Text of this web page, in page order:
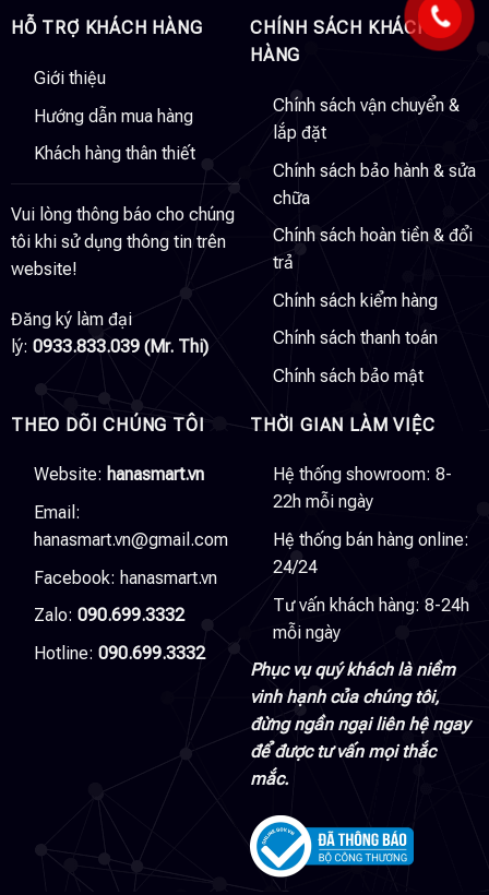
HỖ TRỢ KHÁCH HÀNG
Giới thiệu
Hướng dẫn mua hàng
Khách hàng thân thiết
Vui lòng thông báo cho chúng
tôi khi sử dụng thông tin trên
website!
Đăng ký làm đại
lý: 0933.833.039 (Mr. Thi)
CHÍNH SÁCH KHÁCH
HÀNG
Chính sách vận chuyển &
lắp đặt
Chính sách bảo hành & sửa
chữa
Chính sách hoàn tiền & đổi
trả
Chính sách kiểm hàng
Chính sách thanh toán
Chính sách bảo mật
THEO DÕI CHÚNG TÔI
Website: hanasmart.vn
Email:
hanasmart.vn@gmail.com
Facebook: hanasmart.vn
Zalo: 090.699.3332
Hotline: 090.699.3332
THỜI GIAN LÀM VIỆC
Hệ thống showroom: 8-
22h mỗi ngày
Hệ thống bán hàng online:
24/24
Tư vấn khách hàng: 8-24h
mỗi ngày
Phục vụ quý khách là niềm
vinh hạnh của chúng tôi,
đừng ngần ngại liên hệ ngay
để được tư vấn mọi thắc
mắc.